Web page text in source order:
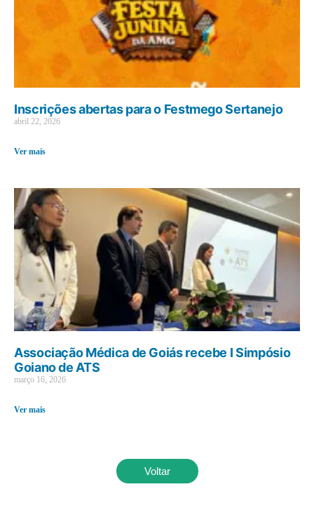
Inscrições abertas para o Festmego Sertanejo
abril 22, 2026
Ver mais
Associação Médica de Goiás recebe I Simpósio
Goiano de ATS
março 16, 2026
Ver mais
Voltar